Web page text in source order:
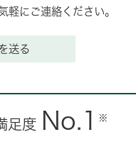
軽にご連絡ください。
送る
足度 No.1 ※